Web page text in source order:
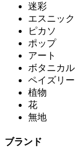
迷彩
エスニック
ピカソ
ポップ
アート
ボタニカル
ペイズリー
植物
花
無地
ブランド